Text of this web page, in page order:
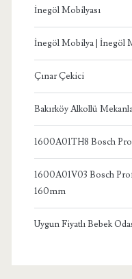
İnegöl Mobilyası
İnegöl Mobilya | İnegöl
Çınar Çekici
Bakırköy Alkollü
1600A01TH8 Bosch
1600A01V03 Bosch
160mm
Uygun Fiyatlı Bebek